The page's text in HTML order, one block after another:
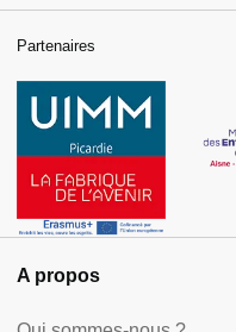
A propos
Partenaires